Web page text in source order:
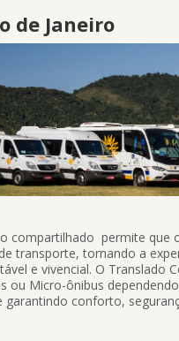
de Janeiro
compartilhado permite que
transporte, tornando a
e vivencial. O Translado
ou Micro-ônibus
garantindo conforto,